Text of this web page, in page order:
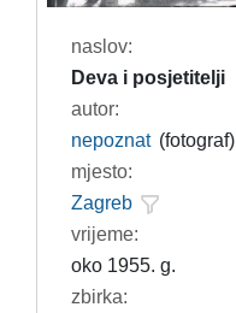
naslov:
Deva i posjetitelji
autor:
nepoznat (fotograf)
mjesto:
Zagreb
vrijeme:
oko 1955. g.
zbirka: